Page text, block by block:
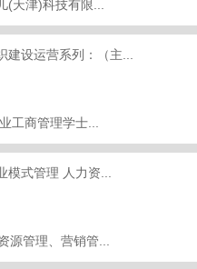
(天津)科技有限...
建设运营系列：（主...
工商管理学士...
模式管理 人力资...
源管理、营销管...